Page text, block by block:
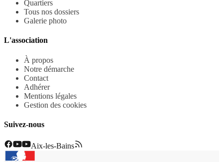
Quartiers
Tous nos dossiers
Galerie photo
L'association
À propos
Notre démarche
Contact
Adhérer
Mentions légales
Gestion des cookies
Suivez-nous
Aix-les-Bains